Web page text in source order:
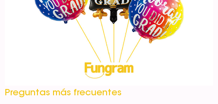
Preguntas más frecuentes